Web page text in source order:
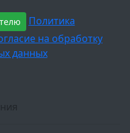
Политика
на обработку
данных